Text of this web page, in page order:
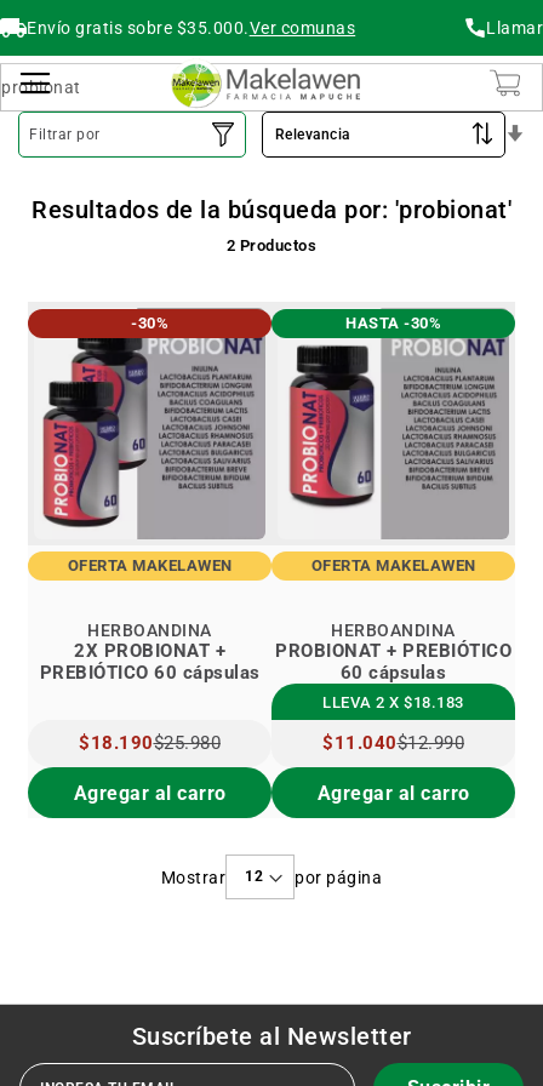
Envío gratis sobre $35.000.Ver comunas Llamar
Resultados de la búsqueda por: 'probionat'
2 Productos
-30%
OFERTA MAKELAWEN
2X PROBIONAT +
PREBIÓTICO 60 cápsulas
HERBOANDINA
PRECIO
ESPECIAL
$18.190$25.980
Agregar al carro
HASTA -30%
OFERTA MAKELAWEN
PROBIONAT + PREBIÓTICO
60 cápsulas
HERBOANDINA
LLEVA 2 X $18.183
PRECIO
ESPECIAL
$11.040$12.990
Agregar al carro
Mostrar por página
Filtrar por
Suscríbete al Newsletter